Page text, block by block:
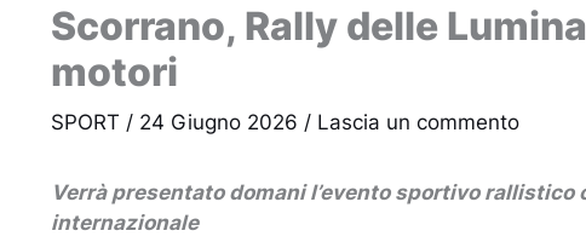
Scorrano, Rally delle
motori
SPORT / 24 Giugno 2026 / Lascia un commento
Verrà presentato domani l’evento sportivo
internazionale